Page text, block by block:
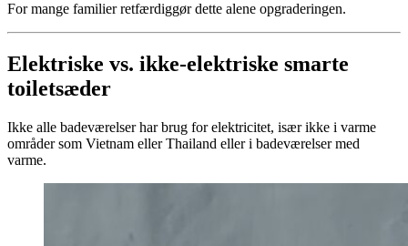
For mange familier retfærdiggør dette alene opgraderingen.
Elektriske vs. ikke-elektriske smarte
toiletsæder
Ikke alle badeværelser har brug for elektricitet, især ikke i varme
områder som Vietnam eller Thailand eller i badeværelser med
varme.